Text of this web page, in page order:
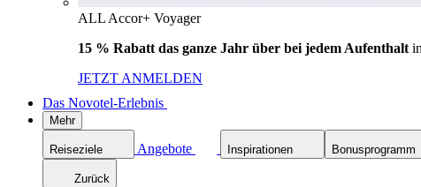
ALL Accor+ Voyager
15 % Rabatt das ganze Jahr über bei jedem Aufenthalt
JETZT ANMELDEN
Das Novotel-Erlebnis
Mehr
Reiseziele Angebote Inspirationen Bonusprogramm
Zurück